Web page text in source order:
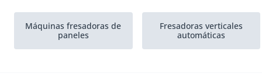
Máquinas fresadoras de
paneles
Fresadoras verticales
automáticas